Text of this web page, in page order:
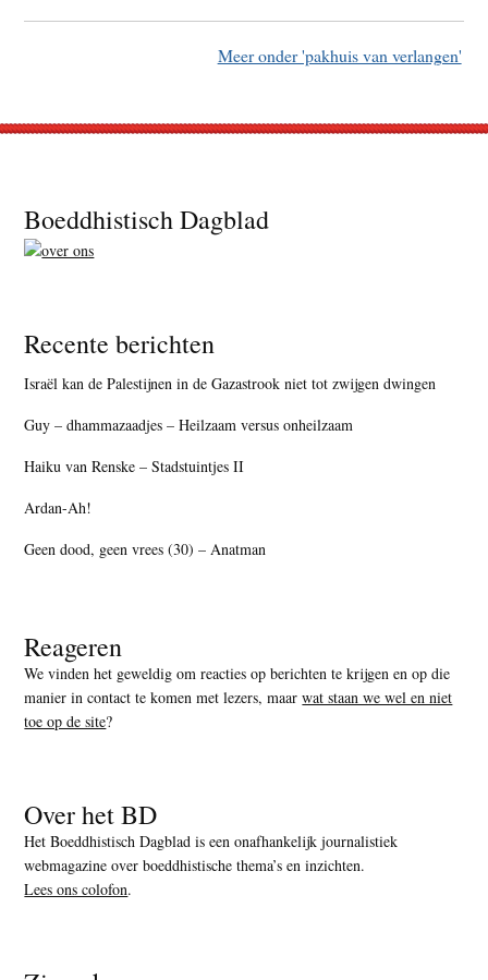
Meer onder 'pakhuis van verlangen'
Footer
Boeddhistisch Dagblad
Recente berichten
Israël kan de Palestijnen in de Gazastrook niet tot zwijgen dwingen
Guy – dhammazaadjes – Heilzaam versus onheilzaam
Haiku van Renske – Stadstuintjes II
Ardan-Ah!
Geen dood, geen vrees (30) – Anatman
Reageren
We vinden het geweldig om reacties op berichten te krijgen en op die
manier in contact te komen met lezers, maarwat staan we wel en niet
toe op de site?
Over het BD
Het Boeddhistisch Dagblad is een onafhankelijk journalistiek
webmagazine over boeddhistische thema’s en inzichten.
Lees ons colofon.